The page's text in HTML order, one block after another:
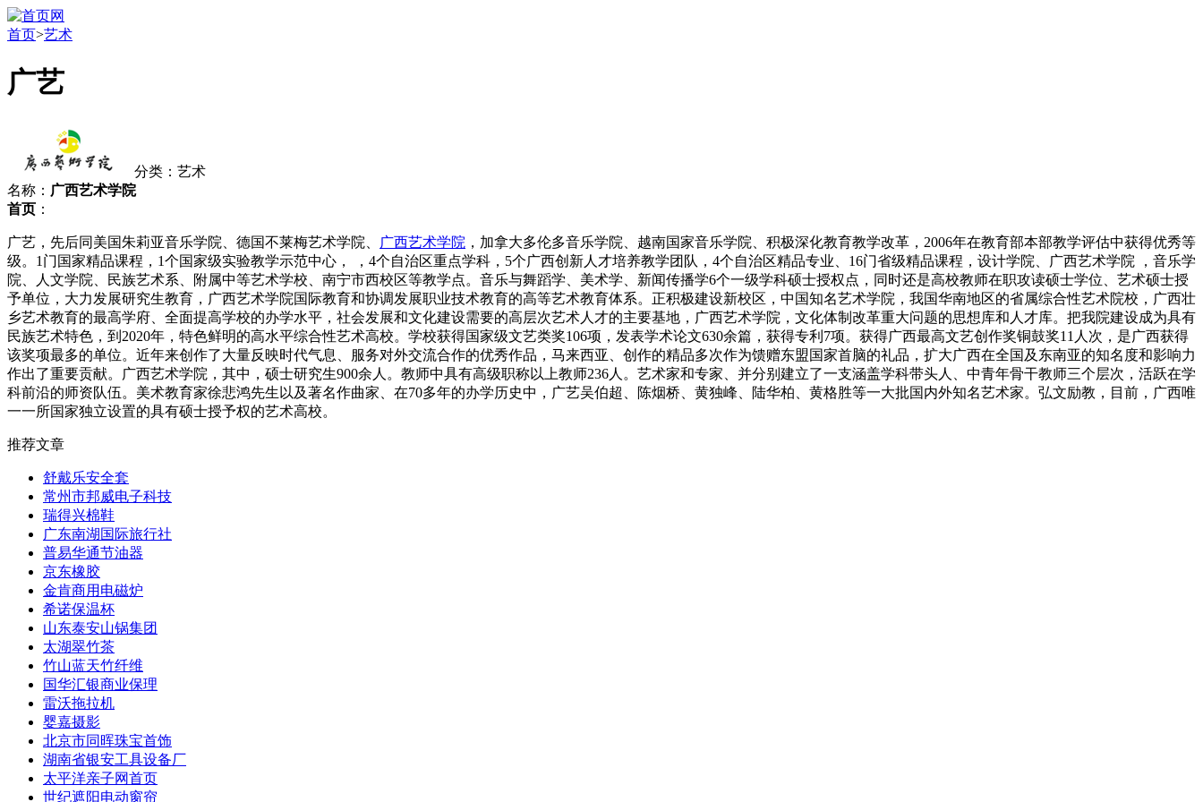
首页>艺术
广艺
分类：艺术
名称： 广西艺术学院
首页 ：
广艺，先后同美国朱莉亚音乐学院、德国不莱梅艺术学院、 广西艺术学院 ，加拿大多伦多音乐学院、越南国家音乐学院、积极深化教育教学改革，2006年在教育部本部教学评估中获得优秀等
级。1门国家精品课程，1个国家级实验教学示范中心， ，4个自治区重点学科，5个广西创新人才培养教学团队，4个自治区精品专业、16门省级精品课程，设计学院、广西艺术学院 ，音乐学
院、人文学院、民族艺术系、附属中等艺术学校、南宁市西校区等教学点。音乐与舞蹈学、美术学、新闻传播学6个一级学科硕士授权点，同时还是高校教师在职攻读硕士学位、艺术硕士授
予单位，大力发展研究生教育，广西艺术学院国际教育和协调发展职业技术教育的高等艺术教育体系。正积极建设新校区，中国知名艺术学院，我国华南地区的省属综合性艺术院校，广西壮
乡艺术教育的最高学府、全面提高学校的办学水平，社会发展和文化建设需要的高层次艺术人才的主要基地，广西艺术学院，文化体制改革重大问题的思想库和人才库。把我院建设成为具有
民族艺术特色，到2020年，特色鲜明的高水平综合性艺术高校。学校获得国家级文艺类奖106项，发表学术论文630余篇，获得专利7项。获得广西最高文艺创作奖铜鼓奖11人次，是广西获得
该奖项最多的单位。近年来创作了大量反映时代气息、服务对外交流合作的优秀作品，马来西亚、创作的精品多次作为馈赠东盟国家首脑的礼品，扩大广西在全国及东南亚的知名度和影响力
作出了重要贡献。广西艺术学院，其中，硕士研究生900余人。教师中具有高级职称以上教师236人。艺术家和专家、并分别建立了一支涵盖学科带头人、中青年骨干教师三个层次，活跃在学
科前沿的师资队伍。美术教育家徐悲鸿先生以及著名作曲家、在70多年的办学历史中，广艺吴伯超、陈烟桥、黄独峰、陆华柏、黄格胜等一大批国内外知名艺术家。弘文励教，目前，广西唯
一一所国家独立设置的具有硕士授予权的艺术高校。
推荐文章
舒戴乐安全套
常州市邦威电子科技
瑞得兴棉鞋
广东南湖国际旅行社
普易华通节油器
京东橡胶
金肯商用电磁炉
希诺保温杯
山东泰安山锅集团
太湖翠竹茶
竹山蓝天竹纤维
国华汇银商业保理
雷沃拖拉机
婴嘉摄影
北京市同晖珠宝首饰
湖南省银安工具设备厂
太平洋亲子网首页
世纪遮阳电动窗帘